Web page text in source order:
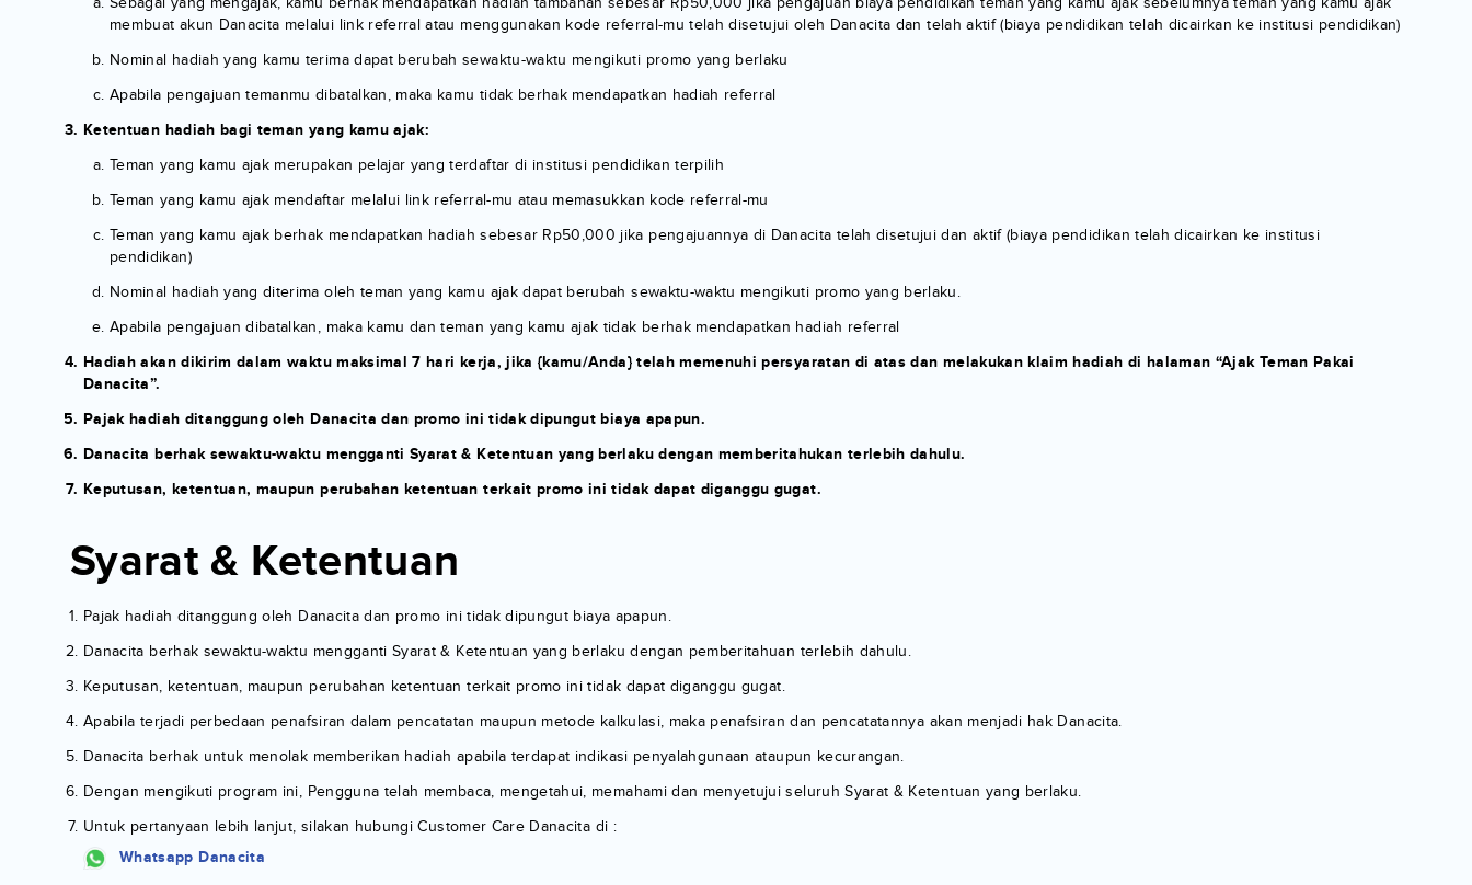
membuat akun Danacita melalui link referral atau menggunakan kode referral-mu telah disetujui oleh Danacita dan telah aktif (biaya pendidikan telah dicairkan ke institusi pendidikan)
Nominal hadiah yang kamu terima dapat berubah sewaktu-waktu mengikuti promo yang berlaku
Apabila pengajuan temanmu dibatalkan, maka kamu tidak berhak mendapatkan hadiah referral
Ketentuan hadiah bagi teman yang kamu ajak:
Teman yang kamu ajak merupakan pelajar yang terdaftar di institusi pendidikan terpilih
Teman yang kamu ajak mendaftar melalui link referral-mu atau memasukkan kode referral-mu
Teman yang kamu ajak berhak mendapatkan hadiah sebesar Rp50,000 jika pengajuannya di Danacita telah disetujui dan aktif (biaya pendidikan telah dicairkan ke institusi
pendidikan)
Nominal hadiah yang diterima oleh teman yang kamu ajak dapat berubah sewaktu-waktu mengikuti promo yang berlaku.
Apabila pengajuan dibatalkan, maka kamu dan teman yang kamu ajak tidak berhak mendapatkan hadiah referral
Hadiah akan dikirim dalam waktu maksimal 7 hari kerja, jika {kamu/Anda} telah memenuhi persyaratan di atas dan melakukan klaim hadiah di halaman “Ajak Teman Pakai
Danacita”.
Pajak hadiah ditanggung oleh Danacita dan promo ini tidak dipungut biaya apapun.
Danacita berhak sewaktu-waktu mengganti Syarat & Ketentuan yang berlaku dengan memberitahukan terlebih dahulu.
Keputusan, ketentuan, maupun perubahan ketentuan terkait promo ini tidak dapat diganggu gugat.
Syarat & Ketentuan
Pajak hadiah ditanggung oleh Danacita dan promo ini tidak dipungut biaya apapun.
Danacita berhak sewaktu-waktu mengganti Syarat & Ketentuan yang berlaku dengan pemberitahuan terlebih dahulu.
Keputusan, ketentuan, maupun perubahan ketentuan terkait promo ini tidak dapat diganggu gugat.
Apabila terjadi perbedaan penafsiran dalam pencatatan maupun metode kalkulasi, maka penafsiran dan pencatatannya akan menjadi hak Danacita.
Danacita berhak untuk menolak memberikan hadiah apabila terdapat indikasi penyalahgunaan ataupun kecurangan.
Dengan mengikuti program ini, Pengguna telah membaca, mengetahui, memahami dan menyetujui seluruh Syarat & Ketentuan yang berlaku.
Untuk pertanyaan lebih lanjut, silakan hubungi Customer Care Danacita di :
Whatsapp Danacita